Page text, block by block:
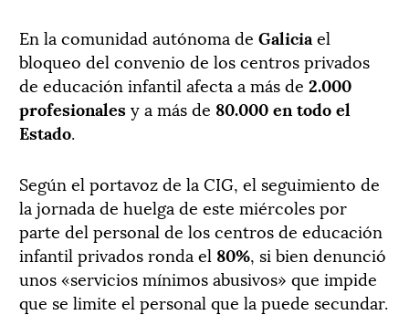
En la comunidad autónoma de Galicia el
bloqueo del convenio de los centros privados
de educación infantil afecta a más de 2.000
profesionalesy a más de 80.000 en todo el
Estado.
Según el portavoz de la CIG, el seguimiento de
la jornada de huelga de este miércoles por
parte del personal de los centros de educación
infantil privados ronda el 80%, si bien denunció
unos «servicios mínimos abusivos» que impide
que se limite el personal que la puede secundar.